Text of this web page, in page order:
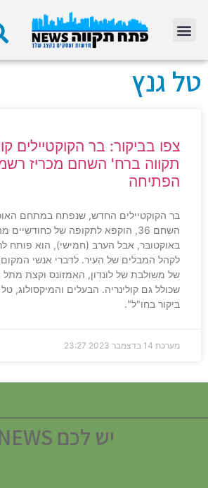
טל גנץ
צפו בביקור: בר הקוקטיילים
תקווה ברח' השחם מכריז
הפתיחה
בר הקוקטיילים החדש, שנפתח במתחם
באוקטובר, אבל הערב (חמישי), הוא פותח
לקהל המבלים של העיר. לדברי אנשי
של משולבת של לונדון, האמזונס וקצת
שכולל גם קולינריה. הבעלים והמיקסולוג,
ביקור בחו"ל".
מערכת 14 בדצמבר 2023 23:27
יש לכם NEWS?